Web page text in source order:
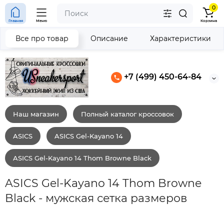
+7 (499) 450-64-84
Главная Меню
0
Корзина
Наш магазин Полный каталог кроссовок
ASICS ASICS Gel-Kayano 14
ASICS Gel-Kayano 14 Thom Browne Black
ASICS Gel-Kayano 14 Thom Browne
Black - мужская сетка размеров
Все про товар Описание Характеристики